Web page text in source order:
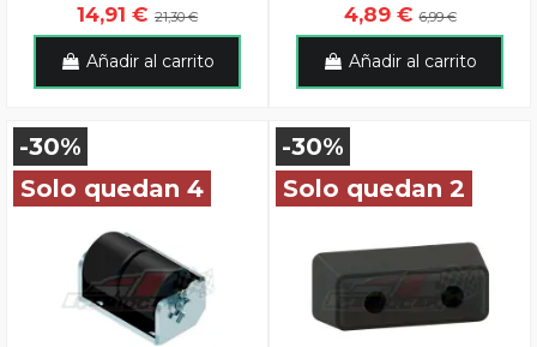
14,91 € 21,30 €
Añadir al carrito
4,89 €6,99 €
Añadir al carrito
-30%
Solo quedan 4
-30%
Solo quedan 2